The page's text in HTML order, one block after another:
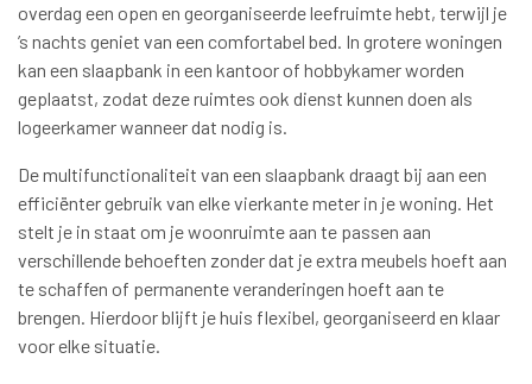
overdag een open en georganiseerde leefruimte hebt, terwijl je
’s nachts geniet van een comfortabel bed. In grotere woningen
kan een slaapbank in een kantoor of hobbykamer worden
geplaatst, zodat deze ruimtes ook dienst kunnen doen als
logeerkamer wanneer dat nodig is.
De multifunctionaliteit van een slaapbank draagt bij aan een
efficiënter gebruik van elke vierkante meter in je woning. Het
stelt je in staat om je woonruimte aan te passen aan
verschillende behoeften zonder dat je extra meubels hoeft aan
te schaffen of permanente veranderingen hoeft aan te
brengen. Hierdoor blijft je huis flexibel, georganiseerd en klaar
voor elke situatie.